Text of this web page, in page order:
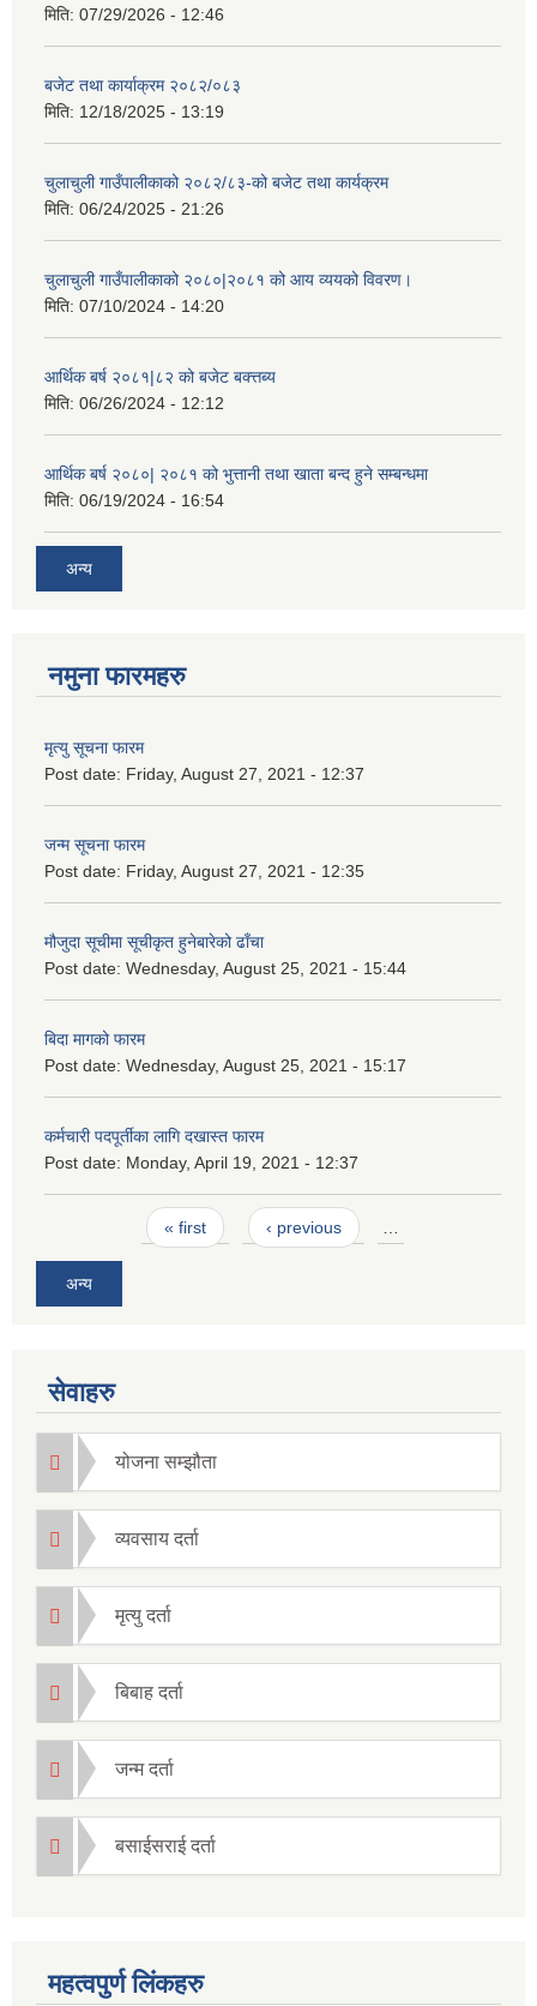
मिति: 07/29/2026 - 12:46
बजेट तथा कार्याक्रम २०८२/०८३
मिति: 12/18/2025 - 13:19
चुलाचुली गाउँपालीकाको २०८२/८३-को बजेट तथा कार्यक्रम
मिति: 06/24/2025 - 21:26
चुलाचुली गाउँपालीकाको २०८०|२०८१ को आय व्ययको विवरण।
मिति: 07/10/2024 - 14:20
आर्थिक बर्ष २०८१|८२ को बजेट बक्त्तब्य
मिति: 06/26/2024 - 12:12
आर्थिक बर्ष २०८०| २०८१ को भुत्तानी तथा खाता बन्द हुने सम्बन्धमा
मिति: 06/19/2024 - 16:54
अन्य
नमुना फारमहरु
मृत्यु सूचना फारम
Post date: Friday, August 27, 2021 - 12:37
जन्म सूचना फारम
Post date: Friday, August 27, 2021 - 12:35
मौजुदा सूचीमा सूचीकृत हुनेबारेको ढाँचा
Post date: Wednesday, August 25, 2021 - 15:44
बिदा मागको फारम
Post date: Wednesday, August 25, 2021 - 15:17
कर्मचारी पदपूर्तीका लागि दखास्त फारम
Post date: Monday, April 19, 2021 - 12:37
« first ‹ previous …
अन्य
सेवाहरु
योजना सम्झौता
व्यवसाय दर्ता
मृत्यु दर्ता
बिबाह दर्ता
जन्म दर्ता
बसाईसराई दर्ता
महत्वपुर्ण लिंकहरु